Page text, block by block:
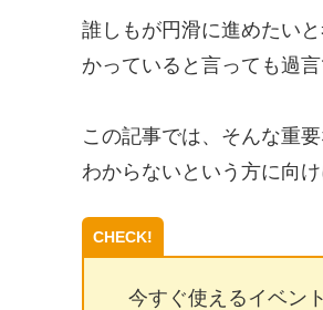
誰しもが円滑に進めたい
かっていると言っても過言
この記事では、そんな重
わからないという方に向
今すぐ使えるイベン